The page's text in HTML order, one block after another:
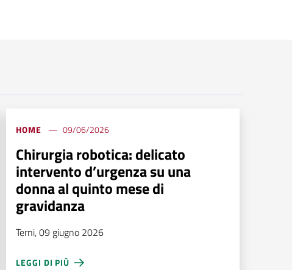
HOME 09/06/2026
Chirurgia robotica: delicato
intervento d’urgenza su una
donna al quinto mese di
gravidanza
Terni, 09 giugno 2026
LEGGI DI PIÙ